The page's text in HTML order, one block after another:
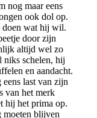
nog maar eens
ook dol op.
doen wat hij wil.
door zijn
altijd wel zo
niks schelen, hij
en aandacht.
last van zijn
van het merk
hij het prima op.
blijven